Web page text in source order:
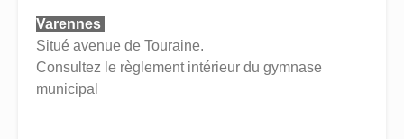
Varennes
Situé avenue de Touraine.
Consultez le règlement intérieur du gymnase
municipal